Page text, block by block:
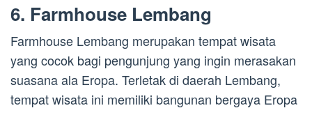
6. Farmhouse Lembang
Farmhouse Lembang merupakan tempat wisata
yang cocok bagi pengunjung yang ingin merasakan
suasana ala Eropa. Terletak di daerah Lembang,
tempat wisata ini memiliki bangunan bergaya Eropa